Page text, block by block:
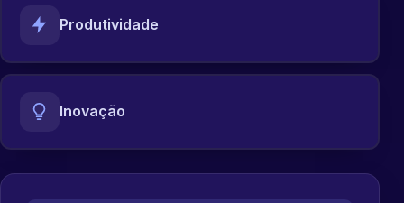
Produtividade
Inovação